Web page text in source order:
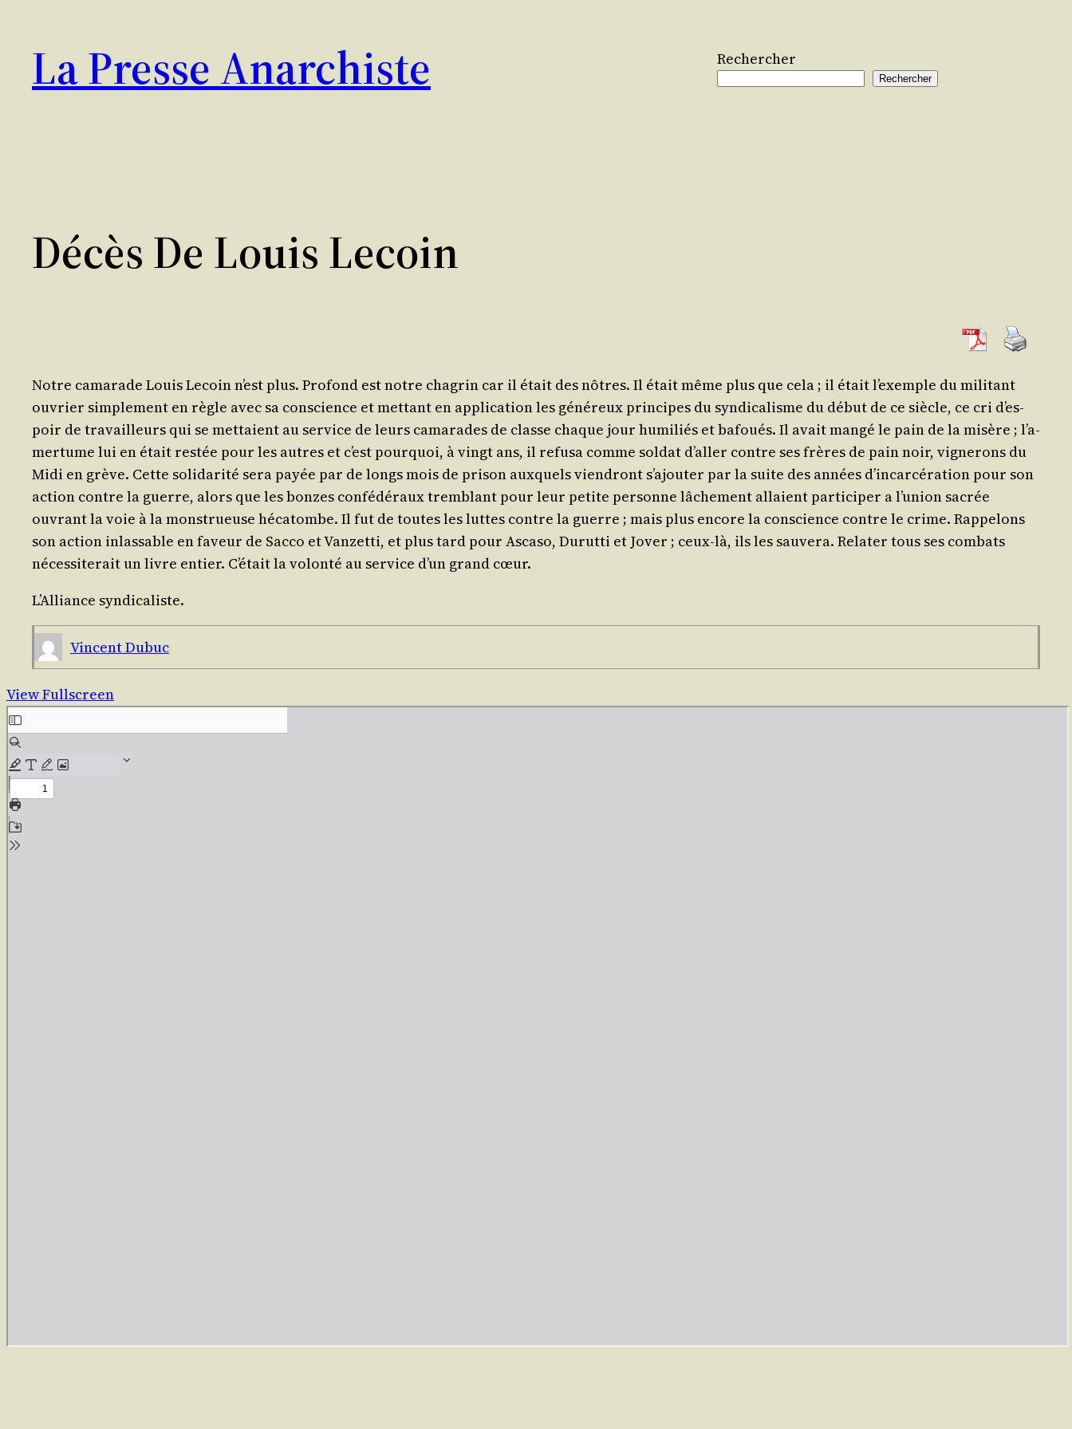
contenu
La Presse Anarchiste Rechercher
Rechercher
Décès De Louis Lecoin
Notre cama­rade Louis Lecoin n’est plus. Pro­fond est notre cha­grin car il était des nôtres. Il était même plus que cela ; il était l’exemple du mili­tant
ouvrier sim­ple­ment en règle avec sa conscience et met­tant en appli­ca­tion les géné­reux prin­cipes du syn­di­ca­lisme du début de ce siècle, ce cri d’es­
poir de tra­vailleurs qui se met­taient au ser­vice de leurs cama­rades de classe chaque jour humi­liés et bafoués. Il avait man­gé le pain de la misère ; l’a­
mer­tume lui en était res­tée pour les autres et c’est pour­quoi, à vingt ans, il refu­sa comme sol­dat d’al­ler contre ses frères de pain noir, vigne­rons du
Midi en grève. Cette soli­da­ri­té sera payée par de longs mois de pri­son aux­quels vien­dront s’a­jou­ter par la suite des années d’in­car­cé­ra­tion pour son
action contre la guerre, alors que les bonzes confé­dé­raux trem­blant pour leur petite per­sonne lâche­ment allaient par­ti­ci­per a l’u­nion sacrée
ouvrant la voie à la mons­trueuse héca­tombe. Il fut de toutes les luttes contre la guerre ; mais plus encore la conscience contre le crime. Rap­pe­lons
son action inlas­sable en faveur de Sac­co et Van­zet­ti, et plus tard pour Asca­so, Durut­ti et Jover ; ceux-là, ils les sau­ve­ra. Rela­ter tous ses com­bats
néces­si­te­rait un livre entier. C’é­tait la volon­té au ser­vice d’un grand cœur.
L’Al­liance syndicaliste.
Vincent Dubuc
View Fullscreen